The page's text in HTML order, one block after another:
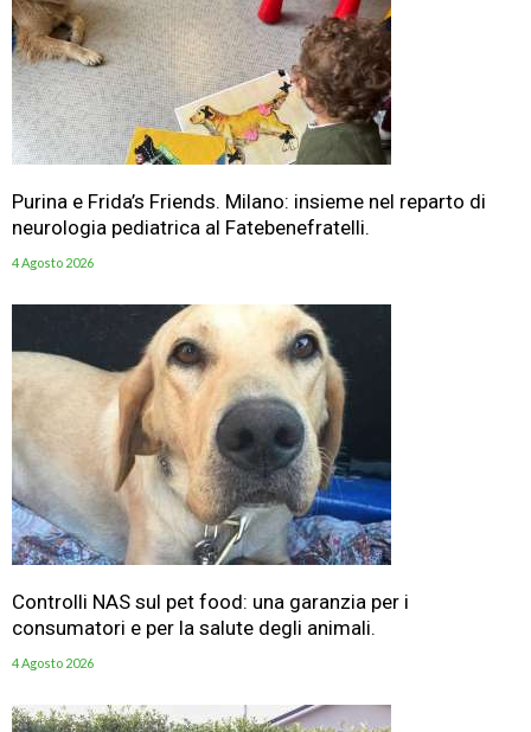
Purina e Frida’s Friends. Milano: insieme nel reparto di
neurologia pediatrica al Fatebenefratelli.
4 Agosto 2026
Controlli NAS sul pet food: una garanzia per i
consumatori e per la salute degli animali.
4 Agosto 2026